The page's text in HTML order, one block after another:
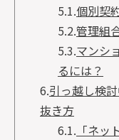
5.1.個別契
5.2.管理組
5.3.マンシ
るには？
6.引っ越し検
抜き方
6.1. 「ネ